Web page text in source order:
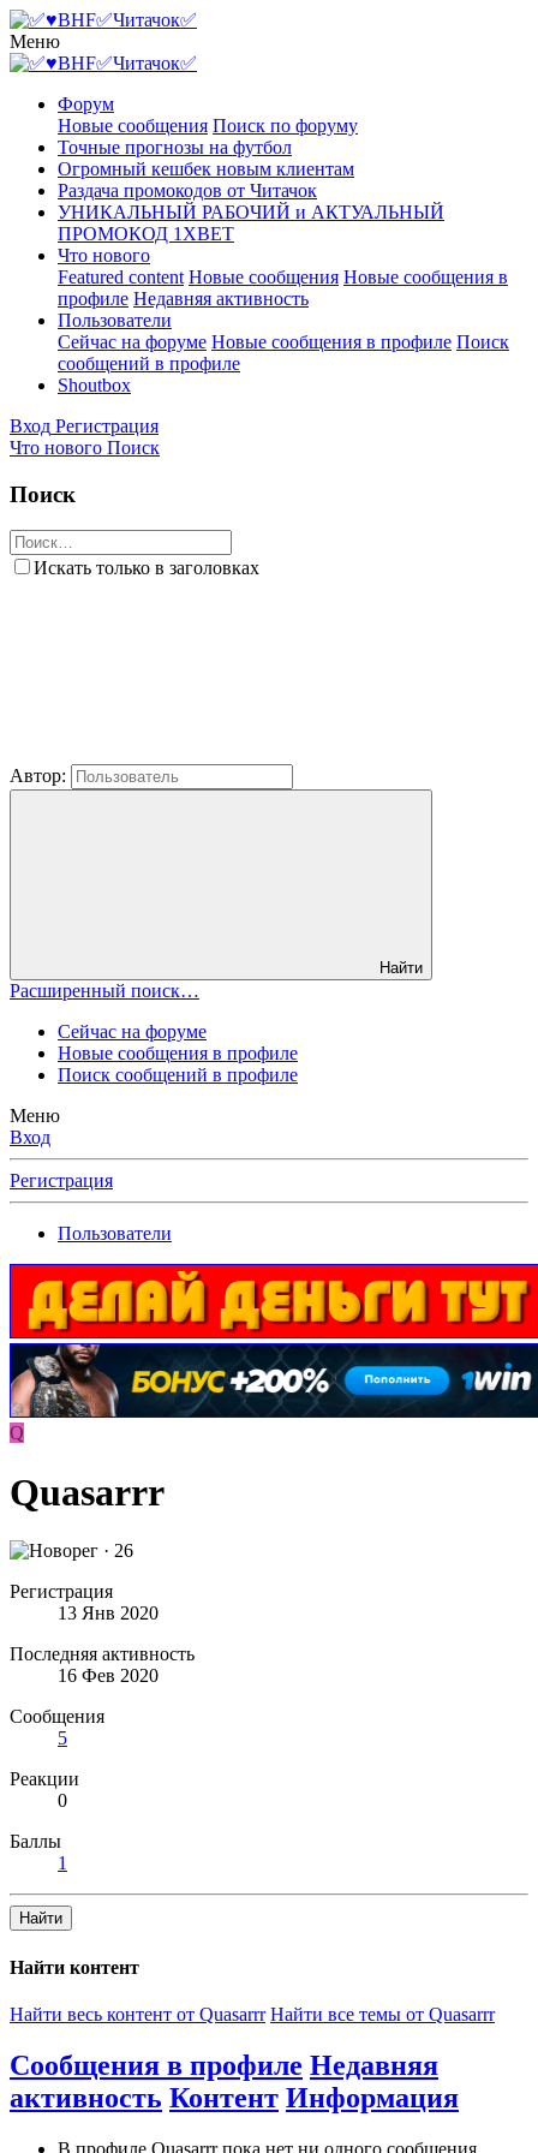
Меню
Форум
Новые сообщения Поиск по форуму
Точные прогнозы на футбол
Огромный кешбек новым клиентам
Раздача промокодов от Читачок
УНИКАЛЬНЫЙ РАБОЧИЙ и АКТУАЛЬНЫЙ
ПРОМОКОД 1XBET
Что нового
Featured content Новые сообщения Новые сообщения в
профиле Недавняя активность
Пользователи
Сейчас на форуме Новые сообщения в профиле Поиск
сообщений в профиле
Shoutbox
Вход Регистрация
Что нового Поиск
Поиск
Искать только в заголовках
Автор:
Найти
Расширенный поиск…
Сейчас на форуме
Новые сообщения в профиле
Поиск сообщений в профиле
Меню
Вход
Регистрация
Пользователи
Q
Quasarrr
· 26
Регистрация
13 Янв 2020
Последняя активность
16 Фев 2020
Сообщения
5
Реакции
0
Баллы
1
Найти
Найти контент
Найти весь контент от Quasarrr Найти все темы от Quasarrr
Сообщения в профиле Недавняя
активность Контент Информация
В профиле Quasarrr пока нет ни одного сообщения.